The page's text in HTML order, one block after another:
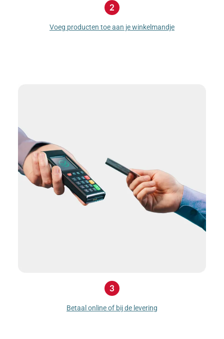
Voeg producten toe aan je winkelmandje
Betaal online of bij de levering